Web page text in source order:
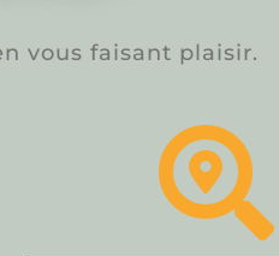
vous faisant plaisir.
